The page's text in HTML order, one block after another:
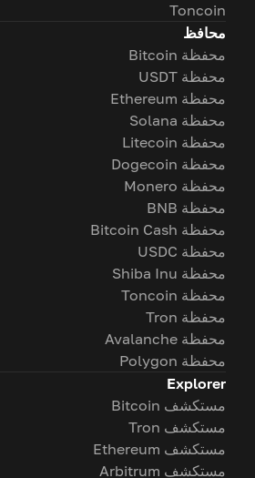
Toncoin
محافظ
محفظة Bitcoin
محفظة USDT
محفظة Ethereum
محفظة Solana
محفظة Litecoin
محفظة Dogecoin
محفظة Monero
محفظة BNB
محفظة Bitcoin Cash
محفظة USDC
محفظة Shiba Inu
محفظة Toncoin
محفظة Tron
محفظة Avalanche
محفظة Polygon
Explorer
مستكشف Bitcoin
مستكشف Tron
مستكشف Ethereum
مستكشف Arbitrum